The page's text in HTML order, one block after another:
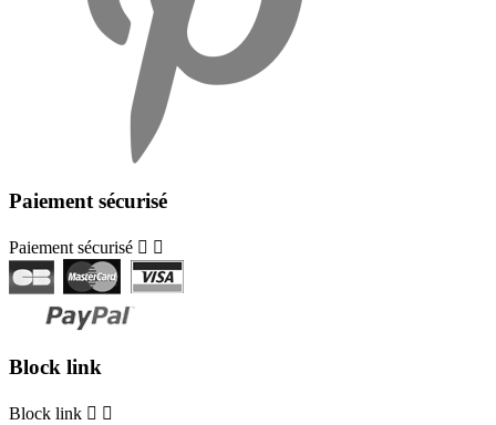
Paiement sécurisé
Paiement sécurisé  
Block link
Block link  